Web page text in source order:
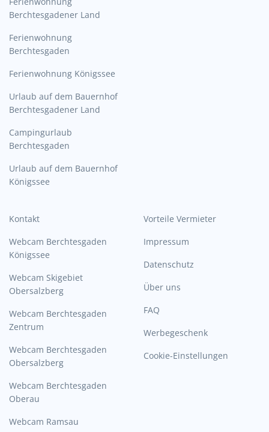
Berchtesgadener Land
Ferienwohnung
Berchtesgaden
Ferienwohnung Königssee
Urlaub auf dem Bauernhof
Berchtesgadener Land
Campingurlaub
Berchtesgaden
Urlaub auf dem Bauernhof
Königssee
Kontakt
Webcam Berchtesgaden
Königssee
Webcam Skigebiet
Obersalzberg
Webcam Berchtesgaden
Zentrum
Webcam Berchtesgaden
Obersalzberg
Webcam Berchtesgaden
Oberau
Webcam Ramsau
Vorteile Vermieter
Impressum
Datenschutz
Über uns
FAQ
Werbegeschenk
Cookie-Einstellungen